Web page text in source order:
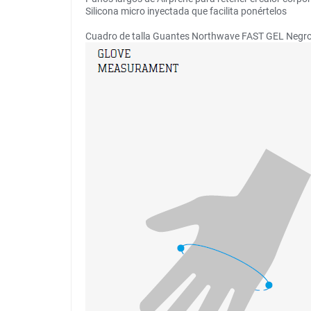
Silicona micro inyectada que facilita ponértelos
Cuadro de talla Guantes Northwave FAST GEL